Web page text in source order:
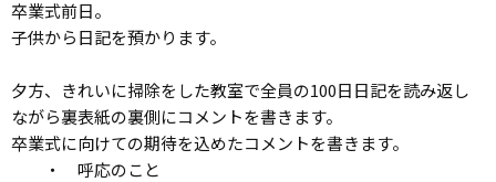
卒業式前日。
子供から日記を預かります。
夕方、きれいに掃除をした教室で全員の100日日記を読み返し
ながら裏表紙の裏側にコメントを書きます。
卒業式に向けての期待を込めたコメントを書きます。
・ 呼応のこと